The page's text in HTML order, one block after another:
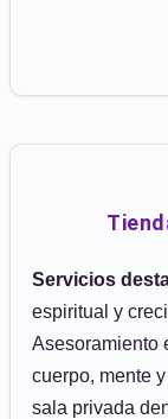
Servicios
espiritual y
Asesoramiento
cuerpo, mente
sala privada